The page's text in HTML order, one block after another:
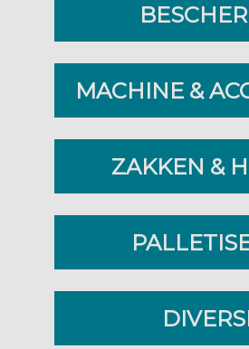
MACHINE &
ZAKKEN &